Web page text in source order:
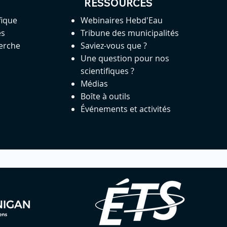
RESSOURCES
Webinaires Hebd'Eau
Tribune des municipalités
Saviez-vous que ?
Une question pour nos
scientifiques ?
Médias
Boîte à outils
Événements et activités